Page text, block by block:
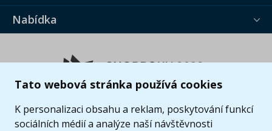
Tato webová stránka používá cookies
K personalizaci obsahu a reklam, poskytování funkcí
sociálních médií a analýze naší návštěvnosti
Nabídka